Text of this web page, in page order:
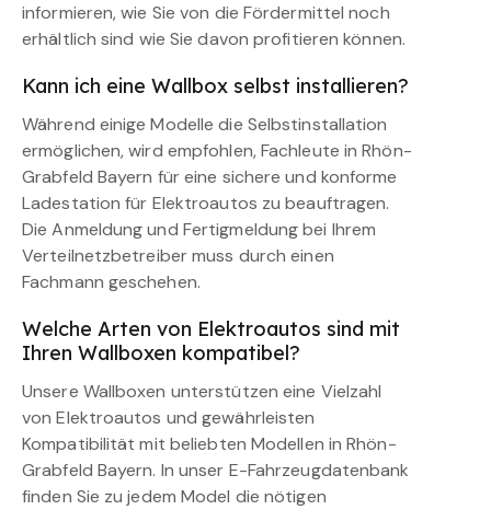
informieren, wie Sie von die Fördermittel noch
erhältlich sind wie Sie davon profitieren können.
Kann ich eine Wallbox selbst installieren?
Während einige Modelle die Selbstinstallation
ermöglichen, wird empfohlen, Fachleute in Rhön-
Grabfeld Bayern für eine sichere und konforme
Ladestation für Elektroautos zu beauftragen.
Die Anmeldung und Fertigmeldung bei Ihrem
Verteilnetzbetreiber muss durch einen
Fachmann geschehen.
Welche Arten von Elektroautos sind mit
Ihren Wallboxen kompatibel?
Unsere Wallboxen unterstützen eine Vielzahl
von Elektroautos und gewährleisten
Kompatibilität mit beliebten Modellen in Rhön-
Grabfeld Bayern. In unser E-Fahrzeugdatenbank
finden Sie zu jedem Model die nötigen